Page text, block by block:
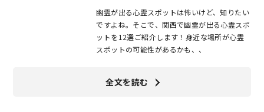
幽霊が出る心霊スポットは怖いけど、知りたい
ですよね。そこで、関西で幽霊が出る心霊スポ
ットを12選ご紹介します！身近な場所が心霊
スポットの可能性があるかも、、
全文を読む